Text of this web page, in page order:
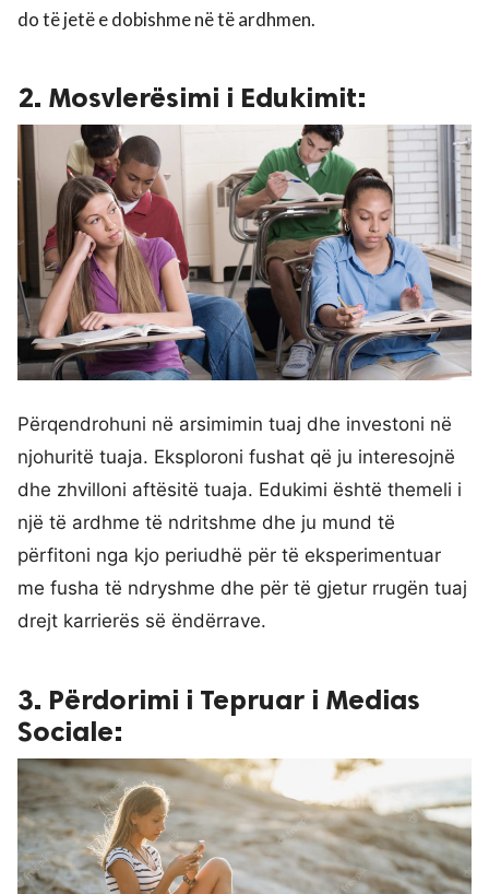
do të jetë e dobishme në të ardhmen.
2. Mosvlerësimi i Edukimit:
Përqendrohuni në arsimimin tuaj dhe investoni në
njohuritë tuaja. Eksploroni fushat që ju interesojnë
dhe zhvilloni aftësitë tuaja. Edukimi është themeli i
një të ardhme të ndritshme dhe ju mund të
përfitoni nga kjo periudhë për të eksperimentuar
me fusha të ndryshme dhe për të gjetur rrugën tuaj
drejt karrierës së ëndërrave.
3. Përdorimi i Tepruar i Medias
Sociale: